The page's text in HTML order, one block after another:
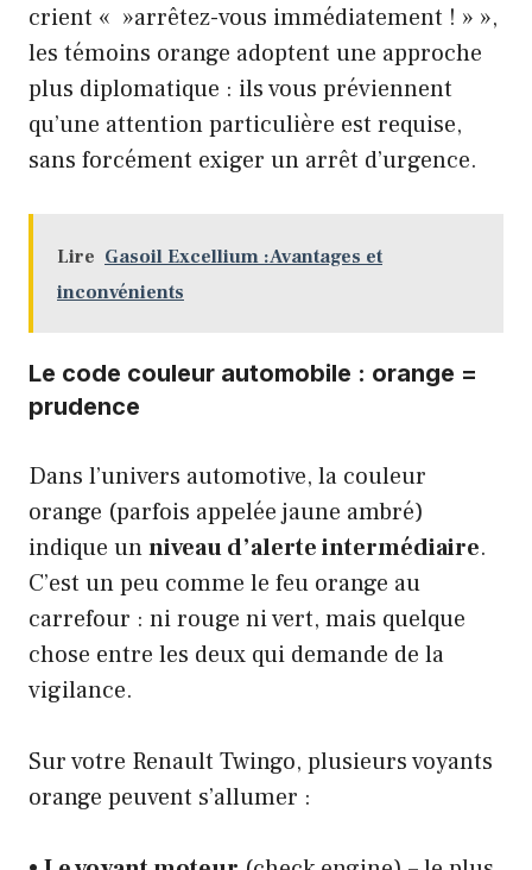
crient « »arrêtez-vous immédiatement ! » »,
les témoins orange adoptent une approche
plus diplomatique : ils vous préviennent
qu’une attention particulière est requise,
sans forcément exiger un arrêt d’urgence.
Lire Gasoil Excellium :Avantages et
inconvénients
Le code couleur automobile : orange =
prudence
Dans l’univers automotive, la couleur
orange (parfois appelée jaune ambré)
indique unniveau d’alerte intermédiaire.
C’est un peu comme le feu orange au
carrefour : ni rouge ni vert, mais quelque
chose entre les deux qui demande de la
vigilance.
Sur votre Renault Twingo, plusieurs voyants
orange peuvent s’allumer :